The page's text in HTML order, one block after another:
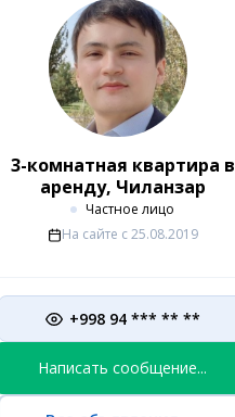
3-комнатная квартира в
аренду, Чиланзар
Частное лицо
На сайте с 25.08.2019
+998 94 *** ** **
Написать сообщение...